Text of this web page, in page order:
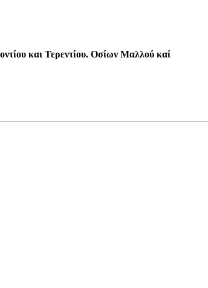
και Τερεντίου. Οσίων Μαλλού καί